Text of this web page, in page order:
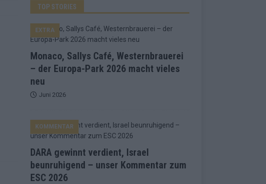
TOP STORIES
Monaco, Sallys Café, Westernbrauerei
– der Europa-Park 2026 macht vieles
neu
EXTRA
Juni 2026
DARA gewinnt verdient, Israel
beunruhigend – unser Kommentar zum
ESC 2026
KOMMENTAR